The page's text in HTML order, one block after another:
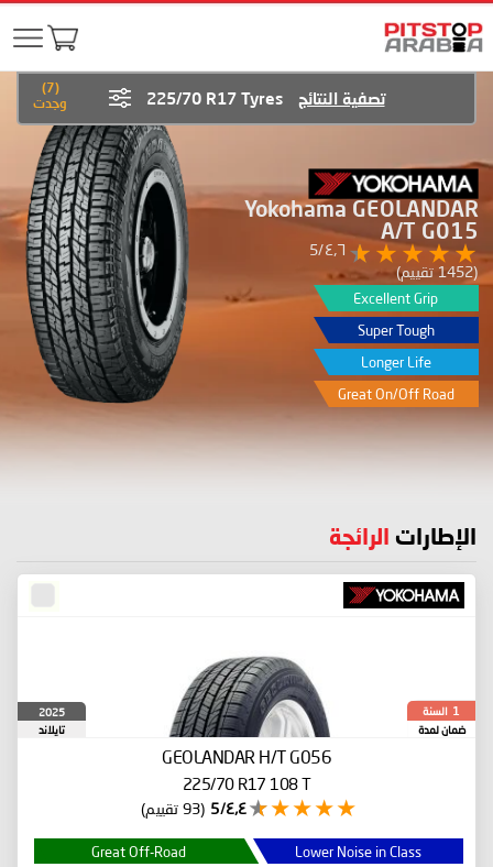
Yokohama GEOLANDAR
A/T G015
٤٫٦/5
(1452 تقييم)
Excellent Grip
Super Tough
Longer Life
Great On/Off Road
(
7
)
وجدت
تصفية النتائج 225/70 R17 Tyres
الإطارات الرائجة
1 السنة
ضمان لمدة
2025
تايلاند
GEOLANDAR H/T G056
225/70 R17 108 T
٤٫٤/5 (93 تقييم)
Lower Noise in Class
Great Off-Road